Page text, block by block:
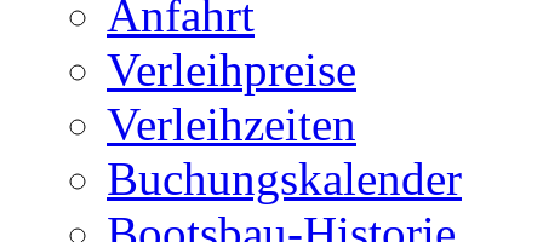
Anfahrt
Verleihpreise
Verleihzeiten
Buchungskalender